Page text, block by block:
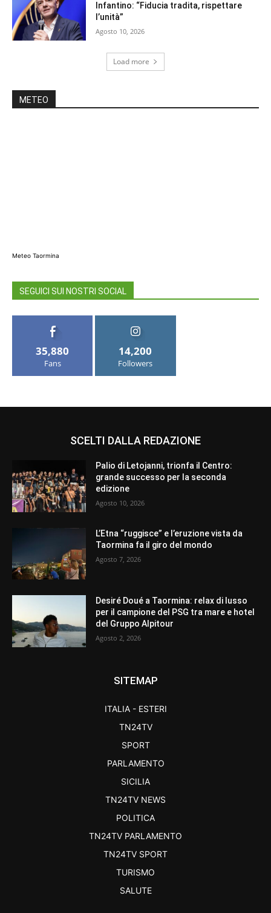
Infantino: “Fiducia tradita, rispettare
l’unità”
Agosto 10, 2026
Load more
METEO
Meteo Taormina
SEGUICI SUI NOSTRI SOCIAL
35,880
Fans
14,200
Followers
SCELTI DALLA REDAZIONE
Palio di Letojanni, trionfa il Centro:
grande successo per la seconda
edizione
Agosto 10, 2026
L’Etna “ruggisce” e l’eruzione vista da
Taormina fa il giro del mondo
Agosto 7, 2026
Desiré Doué a Taormina: relax di lusso
per il campione del PSG tra mare e hotel
del Gruppo Alpitour
Agosto 2, 2026
SITEMAP
ITALIA - ESTERI
TN24TV
SPORT
PARLAMENTO
SICILIA
TN24TV NEWS
POLITICA
TN24TV PARLAMENTO
TN24TV SPORT
TURISMO
SALUTE